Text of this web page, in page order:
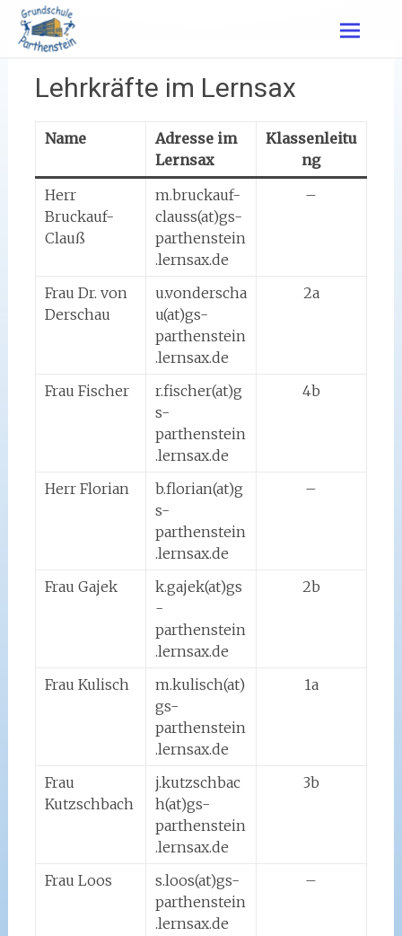
Zum
Inhalt
springen
Lehrkräfte im Lernsax
Name
Adresse im
Lernsax
Klassenleitu
ng
Herr
Bruckauf-
Clauß
m.bruckauf-
clauss(at)gs-
parthenstein
.lernsax.de
–
Frau Dr. von
Derschau
u.vonderscha
u(at)gs-
parthenstein
.lernsax.de
2a
Frau Fischer
r.fischer(at)g
s-
parthenstein
.lernsax.de
4b
Herr Florian
b.florian(at)g
s-
parthenstein
.lernsax.de
–
Frau Gajek
k.gajek(at)gs
-
parthenstein
.lernsax.de
2b
Frau Kulisch
m.kulisch(at)
gs-
parthenstein
.lernsax.de
1a
Frau
Kutzschbach
j.kutzschbac
h(at)gs-
parthenstein
.lernsax.de
3b
Frau Loos
s.loos(at)gs-
parthenstein
.lernsax.de
–